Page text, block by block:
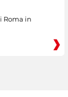
Roma in